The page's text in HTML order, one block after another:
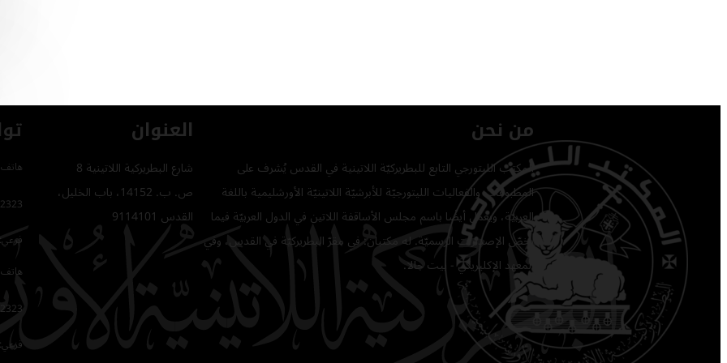
من نحن
المكتب الليتورجي التابع للبطريركيّة اللاتينية في القدس يُشرف على
المطبوعات والفعاليات الليتورجيّة للأبرشيّة اللاتينيّة الأورشليمية باللغة
العربيّة، ويعمل أيضًا باسم مجلس الأساقفة اللاتين في الدول العربيّة فيما
يخصّ الإصدارات الرسميّة. له مكتبان: في مقرّ البطريركيّة في القدس، وفي
المعهد الإكليريكي - بيت جالا.
العنوان
شارع البطريركية اللاتينية 8
ص. ب. 14152، باب الخليل،
القدس 9114101
فرعي: 464
فرعي: 216